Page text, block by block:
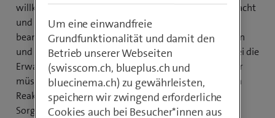
willkürlich und ungeplant mal hier und mal dort gemacht
und Reaktionen „händisch“ ausgewertet und
beantwortet. In den sozialen Medien erwarten Kunden
und Nichtkunden jedoch eine schnelle Reaktion, wobei die
Erwartung von „ad hoc“ bis am gleichen Tag geht. Hier
müssen also Lösungen geschaffen werden, die langen
Reaktionszeiten ein Ende bereiten. Auch muss dafür
Sorge getragen werden, dass alle Kanäle wie:
Um eine einwandfreie
Grundfunktionalität und damit den
Betrieb unserer Webseiten
(swisscom.ch, blueplus.ch und
bluecinema.ch) zu gewährleisten,
speichern wir zwingend erforderliche
Cookies auch bei Besucher*innen aus